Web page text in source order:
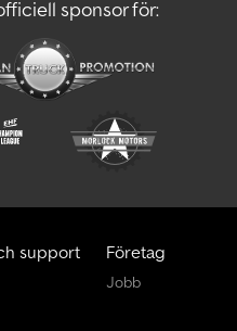
sponsor för:
support Företag
Jobb